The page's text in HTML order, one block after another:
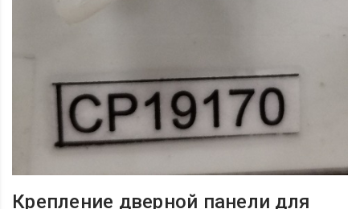
Крепление дверной панели для